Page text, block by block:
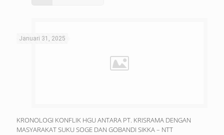
Januari 31, 2025
KRONOLOGI KONFLIK HGU ANTARA PT. KRISRAMA DENGAN
MASYARAKAT SUKU SOGE DAN GOBANDI SIKKA – NTT